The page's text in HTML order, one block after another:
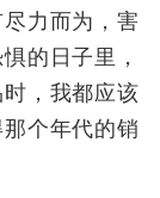
力而为，害
的日子里，
，我都应该
个年代的销